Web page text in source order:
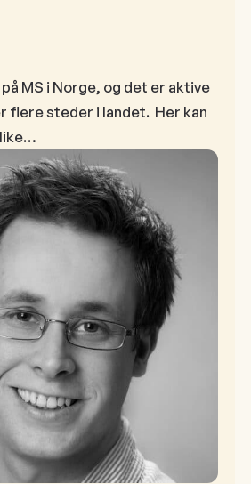
MS i Norge, og det er aktive
flere steder i landet. Her kan